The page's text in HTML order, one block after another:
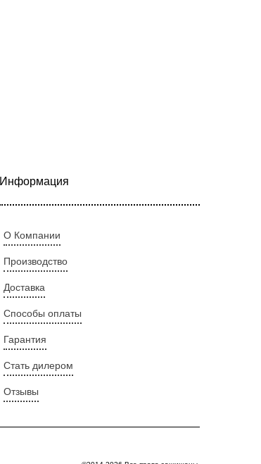
Информация
О Компании
Производство
Доставка
Способы оплаты
Гарантия
Стать дилером
Отзывы